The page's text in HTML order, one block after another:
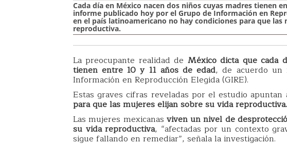
Cada día en México nacen dos niños cuyas madres tienen
informe publicado hoy por el Grupo de Información en
en el país latinoamericano no hay condiciones para que las
reproductiva.
La preocupante realidad de México dicta que cada
tienen entre 10 y 11 años de edad, de acuerdo un
Información en Reproducción Elegida (GIRE).
Estas graves cifras reveladas por el estudio apuntan
para que las mujeres elijan sobre su vida reproductiva.
Las mujeres mexicanas viven un nivel de
su vida reproductiva, “afectadas por un contexto
sigue fallando en remediar”, señala la investigación.